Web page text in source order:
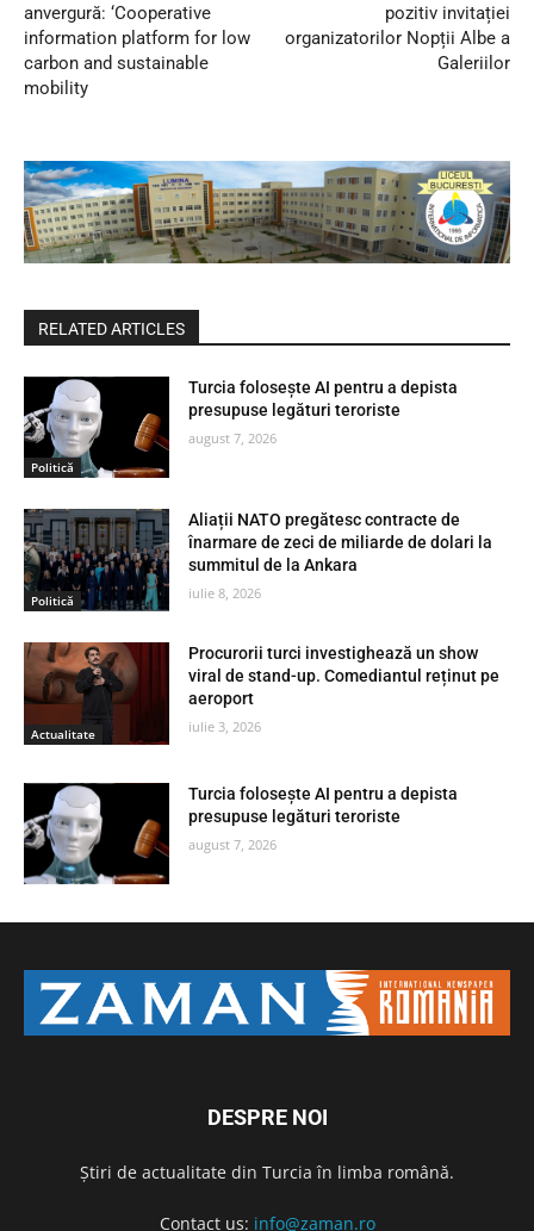
anvergură: ‘Cooperative
information platform for low
carbon and sustainable
mobility
pozitiv invitației
organizatorilor Nopții Albe a
Galeriilor
RELATED ARTICLES
Politică
Turcia folosește AI pentru a depista
presupuse legături teroriste
august 7, 2026
Politică
Aliații NATO pregătesc contracte de
înarmare de zeci de miliarde de dolari la
summitul de la Ankara
iulie 8, 2026
Actualitate
Procurorii turci investighează un show
viral de stand-up. Comediantul reținut pe
aeroport
iulie 3, 2026
Turcia folosește AI pentru a depista
presupuse legături teroriste
august 7, 2026
DESPRE NOI
Știri de actualitate din Turcia în limba română.
Contact us: info@zaman.ro